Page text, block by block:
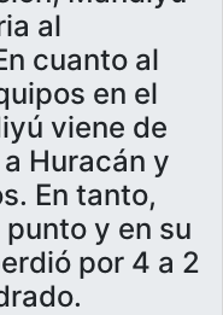
al
cuanto al
en el
viene de
Huracán y
En tanto,
y en su
por 4 a 2